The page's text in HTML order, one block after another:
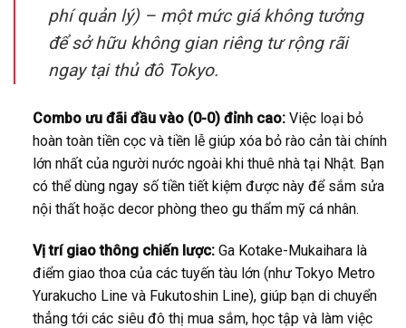
phí quản lý) – một mức giá không tưởng
để sở hữu không gian riêng tư rộng rãi
ngay tại thủ đô Tokyo.
Combo ưu đãi đầu vào (0-0) đỉnh cao:Việc loại bỏ
hoàn toàn tiền cọc và tiền lễ giúp xóa bỏ rào cản tài chính
lớn nhất của người nước ngoài khi thuê nhà tại Nhật. Bạn
có thể dùng ngay số tiền tiết kiệm được này để sắm sửa
nội thất hoặc decor phòng theo gu thẩm mỹ cá nhân.
Vị trí giao thông chiến lược:Ga Kotake-Mukaihara là
điểm giao thoa của các tuyến tàu lớn (như Tokyo Metro
Yurakucho Line và Fukutoshin Line), giúp bạn di chuyển
thẳng tới các siêu đô thị mua sắm, học tập và làm việc